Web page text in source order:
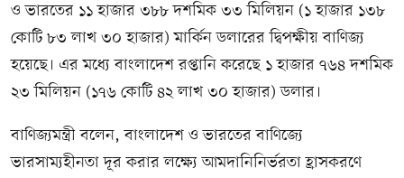
ও ভারতের ১১ হাজার ৩৮৮ দশমিক ৩৩ মিলিয়ন (১ হাজার ১৩৮
কোটি ৮৩ লাখ ৩০ হাজার) মার্কিন ডলারের দ্বিপক্ষীয় বাণিজ্য
হয়েছে। এর মধ্যে বাংলাদেশ রপ্তানি করেছে ১ হাজার ৭৬৪ দশমিক
২৩ মিলিয়ন (১৭৬ কোটি ৪২ লাখ ৩০ হাজার) ডলার।
বাণিজ্যমন্ত্রী বলেন, বাংলাদেশ ও ভারতের বাণিজ্যে
ভারসাম্যহীনতা দূর করার লক্ষ্যে আমদানিনির্ভরতা হ্রাসকরণে